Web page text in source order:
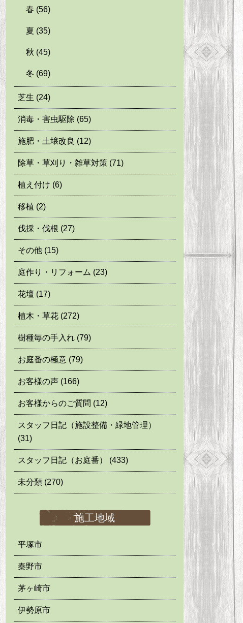
春 (56)
夏 (35)
秋 (45)
冬 (69)
芝生 (24)
消毒・害虫駆除 (65)
施肥・土壌改良 (12)
除草・草刈り・雑草対策 (71)
植え付け (6)
移植 (2)
伐採・伐根 (27)
その他 (15)
庭作り・リフォーム (23)
花壇 (17)
植木・草花 (272)
樹種毎の手入れ (79)
お庭番の極意 (79)
お客様の声 (166)
お客様からのご質問 (12)
スタッフ日記（施設整備・緑地管理）
(31)
スタッフ日記（お庭番） (433)
未分類 (270)
施工地域
平塚市
秦野市
茅ヶ崎市
伊勢原市